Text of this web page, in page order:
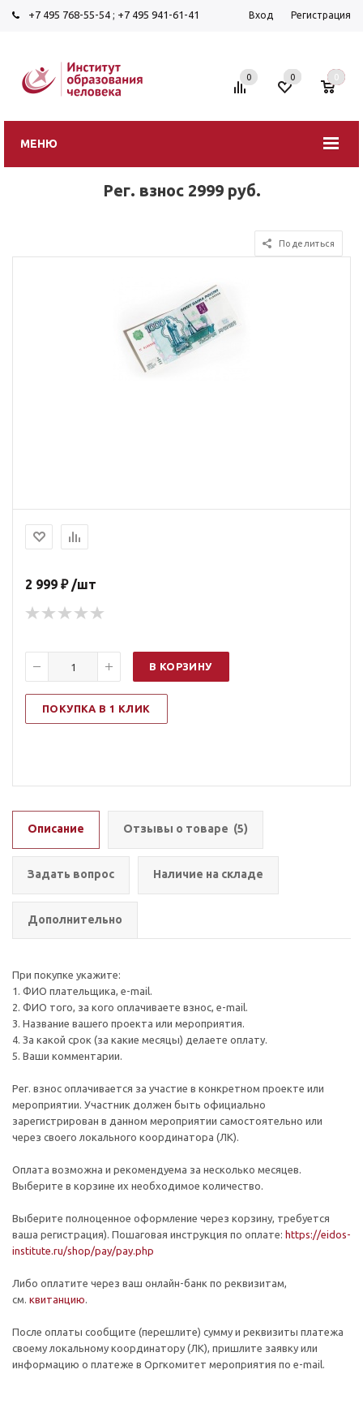
+7 495 768-55-54 ; +7 495 941-61-41 Вход Регистрация
МЕНЮ
0 0 0
Рег. взнос 2999 руб.
Поделиться
2 999 ₽ /шт
В КОРЗИНУ
ПОКУПКА В 1 КЛИК
Описание Отзывы о товаре (5)
Задать вопрос Наличие на складе
Дополнительно
При покупке укажите:
1. ФИО плательщика, e-mail.
2. ФИО того, за кого оплачиваете взнос, e-mail.
3. Название вашего проекта или мероприятия.
4. За какой срок (за какие месяцы) делаете оплату.
5. Ваши комментарии.
Рег. взнос оплачивается за участие в конкретном проекте или
мероприятии. Участник должен быть официально
зарегистрирован в данном мероприятии самостоятельно или
через своего локального координатора (ЛК).
Оплата возможна и рекомендуема за несколько месяцев.
Выберите в корзине их необходимое количество.
Выберите полноценное оформление через корзину, требуется
ваша регистрация). Пошаговая инструкция по оплате: https://eidos-
institute.ru/shop/pay/pay.php
Либо оплатите через ваш онлайн-банк по реквизитам,
см. квитанцию.
После оплаты сообщите (перешлите) сумму и реквизиты платежа
своему локальному координатору (ЛК), пришлите заявку или
информацию о платеже в Оргкомитет мероприятия по e-mail.